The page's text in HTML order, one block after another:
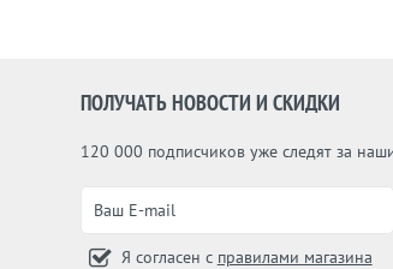
ПОЛУЧАТЬ НОВОСТИ И СКИДКИ
120 000 подписчиков уже следят за
Я согласен с правилами магазина